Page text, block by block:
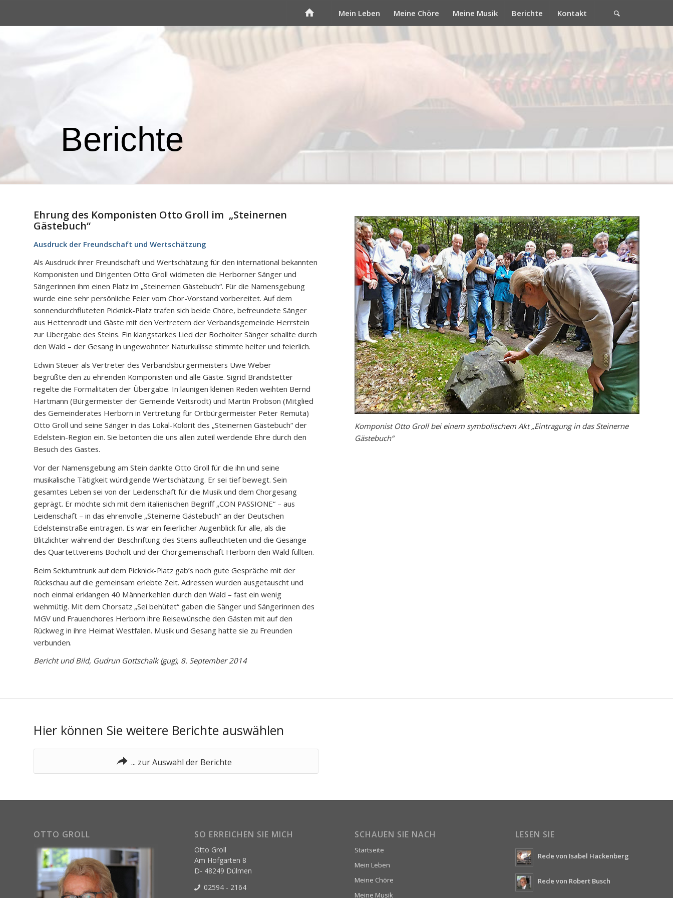
Mein Leben Meine Chöre Meine Musik Berichte Kontakt
Berichte
Ehrung des Komponisten Otto Groll im „Steinernen
Gästebuch“
Ausdruck der Freundschaft und Wertschätzung
Als Ausdruck ihrer Freundschaft und Wertschätzung für den international bekannten
Komponisten und Dirigenten Otto Groll widmeten die Herborner Sänger und
Sängerinnen ihm einen Platz im „Steinernen Gästebuch“. Für die Namensgebung
wurde eine sehr persönliche Feier vom Chor-Vorstand vorbereitet. Auf dem
sonnendurchfluteten Picknick-Platz trafen sich beide Chöre, befreundete Sänger
aus Hettenrodt und Gäste mit den Vertretern der Verbandsgemeinde Herrstein
zur Übergabe des Steins. Ein klangstarkes Lied der Bocholter Sänger schallte durch
den Wald – der Gesang in ungewohnter Naturkulisse stimmte heiter und feierlich.
Edwin Steuer als Vertreter des Verbandsbürgermeisters Uwe Weber
begrüßte den zu ehrenden Komponisten und alle Gäste. Sigrid Brandstetter
regelte die Formalitäten der Übergabe. In launigen kleinen Reden weihten Bernd
Hartmann (Bürgermeister der Gemeinde Veitsrodt) und Martin Probson (Mitglied
des Gemeinderates Herborn in Vertretung für Ortbürgermeister Peter Remuta)
Otto Groll und seine Sänger in das Lokal-Kolorit des „Steinernen Gästebuch“ der
Edelstein-Region ein. Sie betonten die uns allen zuteil werdende Ehre durch den
Besuch des Gastes.
Vor der Namensgebung am Stein dankte Otto Groll für die ihn und seine
musikalische Tätigkeit würdigende Wertschätzung. Er sei tief bewegt. Sein
gesamtes Leben sei von der Leidenschaft für die Musik und dem Chorgesang
geprägt. Er möchte sich mit dem italienischen Begriff „CON PASSIONE“ – aus
Leidenschaft – in das ehrenvolle „Steinerne Gästebuch“ an der Deutschen
Edelsteinstraße eintragen. Es war ein feierlicher Augenblick für alle, als die
Blitzlichter während der Beschriftung des Steins aufleuchteten und die Gesänge
des Quartettvereins Bocholt und der Chorgemeinschaft Herborn den Wald füllten.
Beim Sektumtrunk auf dem Picknick-Platz gab’s noch gute Gespräche mit der
Rückschau auf die gemeinsam erlebte Zeit. Adressen wurden ausgetauscht und
noch einmal erklangen 40 Männerkehlen durch den Wald – fast ein wenig
wehmütig. Mit dem Chorsatz „Sei behütet“ gaben die Sänger und Sängerinnen des
MGV und Frauenchores Herborn ihre Reisewünsche den Gästen mit auf den
Rückweg in ihre Heimat Westfalen. Musik und Gesang hatte sie zu Freunden
verbunden.
Bericht und Bild, Gudrun Gottschalk (gug), 8. September 2014
Komponist Otto Groll bei einem symbolischem Akt „Eintragung in das Steinerne
Gästebuch“
Hier können Sie weitere Berichte auswählen
... zur Auswahl der Berichte
OTTO GROLL SO ERREICHEN SIE MICH
Otto Groll
Am Hofgarten 8
D- 48249 Dülmen
02594 - 2164
SCHAUEN SIE NACH
Startseite
Mein Leben
Meine Chöre
Meine Musik
LESEN SIE
Rede von Isabel Hackenberg
Rede von Robert Busch